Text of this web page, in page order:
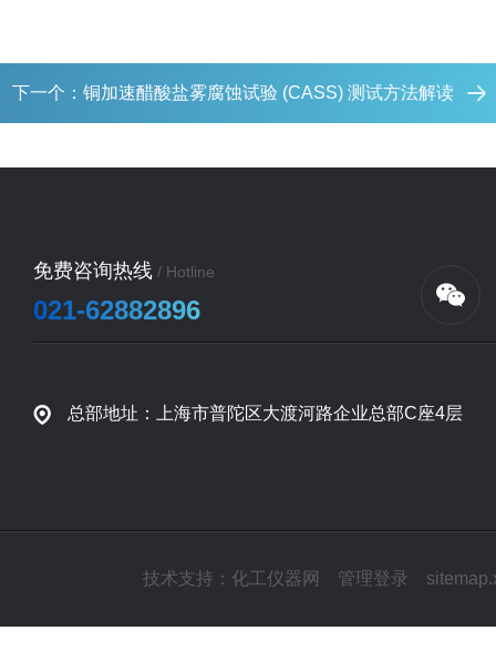
下一个： 铜加速醋酸盐雾腐蚀试验 (CASS) 测试方法解读
免费咨询热线 / Hotline
021-62882896
总部地址：上海市普陀区大渡河路企业总部C座4层
技术支持： 化工仪器网 管理登录